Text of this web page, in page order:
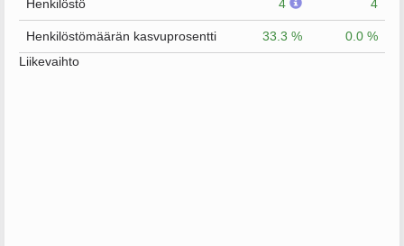
Henkilöstö 4 4
Henkilöstömäärän kasvuprosentti 33.3 %
0.0 %
Liikevaihto